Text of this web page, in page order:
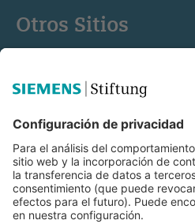
Otros Sitios
Educación STEM
Mediaportal